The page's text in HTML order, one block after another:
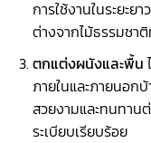
การใช้งานในระยะย
ต่างจากไม้ธรรมชา
ตกแต่งผนังและพื้น
ภายในและภายนอก
สวยงามและทนทาน
ระเบียบเรียบร้อย